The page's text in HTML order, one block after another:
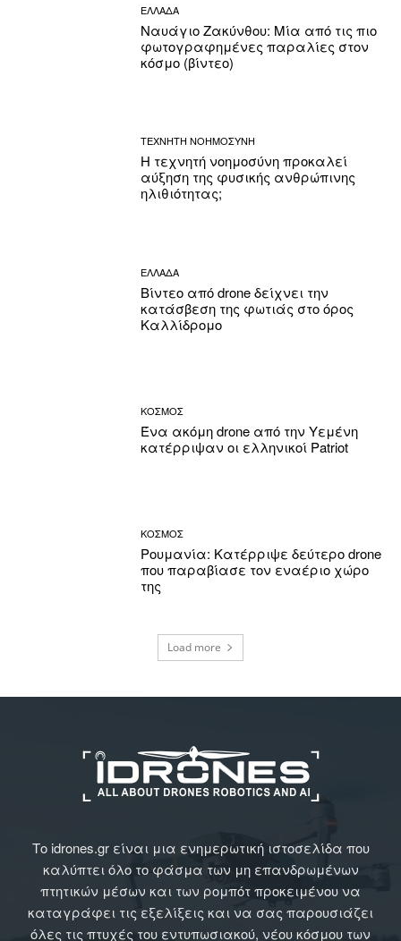
ΕΛΛΑΔΑ
Ναυάγιο Ζακύνθου: Μία από τις πιο
φωτογραφημένες παραλίες στον
κόσμο (βίντεο)
ΤΕΧΝΗΤΗ ΝΟΗΜΟΣΥΝΗ
Η τεχνητή νοημοσύνη προκαλεί
αύξηση της φυσικής ανθρώπινης
ηλιθιότητας;
ΕΛΛΑΔΑ
Βίντεο από drone δείχνει την
κατάσβεση της φωτιάς στο όρος
Καλλίδρομο
ΚΟΣΜΟΣ
Ένα ακόμη drone από την Υεμένη
κατέρριψαν οι ελληνικοί Patriot
ΚΟΣΜΟΣ
Ρουμανία: Κατέρριψε δεύτερο drone
που παραβίασε τον εναέριο χώρο
της
Load more
Το idrones.gr είναι μια ενημερωτική ιστοσελίδα που
καλύπτει όλο το φάσμα των μη επανδρωμένων
πτητικών μέσων και των ρομπότ προκειμένου να
καταγράφει τις εξελίξεις και να σας παρουσιάζει
όλες τις πτυχές του εντυπωσιακού, νέου κόσμου των